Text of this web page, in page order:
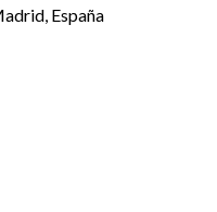
España